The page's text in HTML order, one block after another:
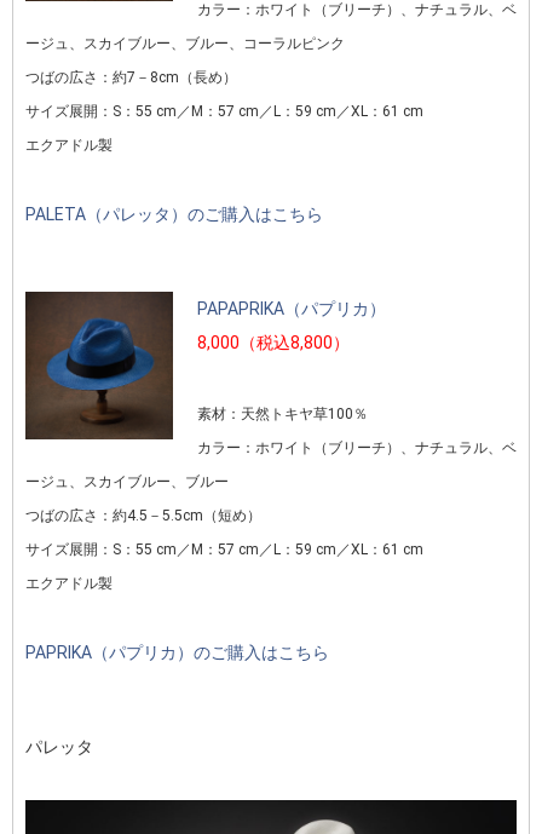
カラー：ホワイト（ブリーチ）、ナチュラル、ベ
ージュ、スカイブルー、ブルー、コーラルピンク
つばの広さ：約7－8cm（長め）
サイズ展開：S：55 cm／M：57 cm／L：59 cm／XL：61 cm
エクアドル製
PALETA（パレッタ）のご購入はこちら
PAPAPRIKA（パプリカ）
8,000（税込8,800）
素材：天然トキヤ草100％
カラー：ホワイト（ブリーチ）、ナチュラル、ベ
ージュ、スカイブルー、ブルー
つばの広さ：約4.5－5.5cm（短め）
サイズ展開：S：55 cm／M：57 cm／L：59 cm／XL：61 cm
エクアドル製
PAPRIKA（パプリカ）のご購入はこちら
パレッタ